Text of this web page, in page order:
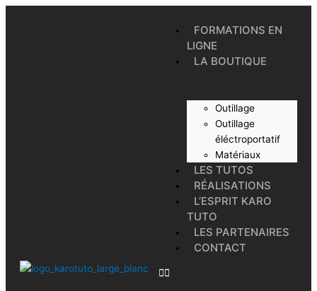
Aller
FORMATIONS EN
LIGNE
LA BOUTIQUE
Outillage
Outillage
éléctroportatif
Matériaux
LES TUTOS
RÉALISATIONS
L’ESPRIT KARO
TUTO
LES PARTENAIRES
CONTACT